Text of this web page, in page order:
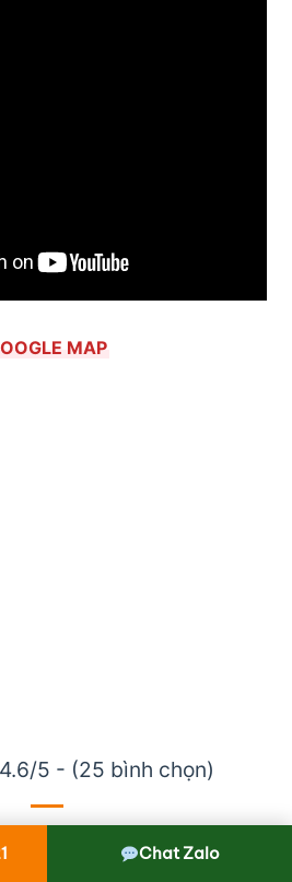
MAP
4.6/5 - (25 bình chọn)
Chat Zalo